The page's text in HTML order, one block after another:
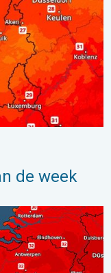
de week
. . donderdag